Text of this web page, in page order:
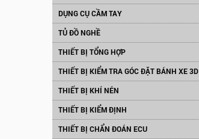
DỤNG CỤ CẦM TAY
TỦ ĐỒ NGHỀ
THIẾT BỊ TỔNG HỢP
THIẾT BỊ KIỂM TRA GÓC ĐẶT BÁNH XE 3D
THIẾT BỊ KHÍ NÉN
THIẾT BỊ KIỂM ĐỊNH
THIẾT BỊ CHẨN ĐOÁN ECU